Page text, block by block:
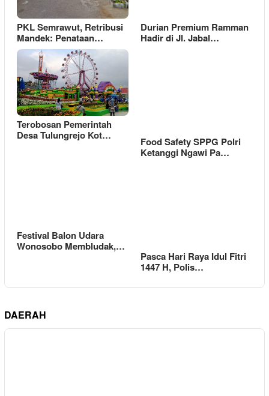
PKL Semrawut, Retribusi
Mandek: Penataan…
Durian Premium Ramman
Hadir di Jl. Jabal…
Terobosan Pemerintah
Desa Tulungrejo Kot…
Food Safety SPPG Polri
Ketanggi Ngawi Pa…
Festival Balon Udara
Wonosobo Membludak,…
Pasca Hari Raya Idul Fitri
1447 H, Polis…
DAERAH